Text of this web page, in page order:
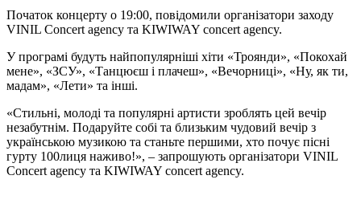
Початок концерту о 19:00, повідомили організатори заходу
VINIL Concert agency та KIWIWAY concert agency.
У програмі будуть найпопулярніші хіти «Троянди», «Покохай
мене», «ЗСУ», «Танцюєш і плачеш», «Вечорниці», «Ну, як ти,
мадам», «Лети» та інші.
«Стильні, молоді та популярні артисти зроблять цей вечір
незабутнім. Подаруйте собі та близьким чудовий вечір з
українською музикою та станьте першими, хто почує пісні
гурту 100лиця наживо!», – запрошують організатори VINIL
Concert agency та KIWIWAY concert agency.